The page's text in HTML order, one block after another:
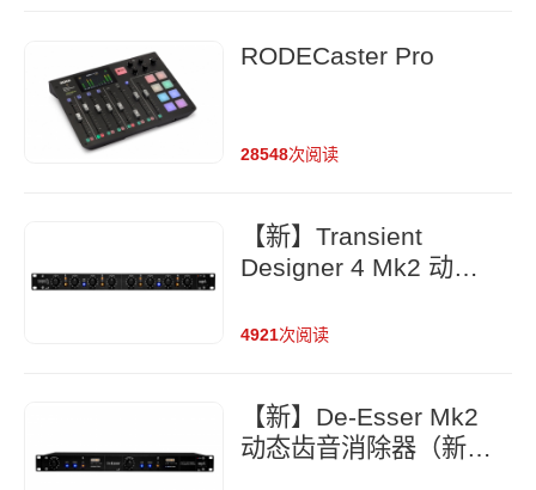
RODECaster Pro
28548次阅读
【新】Transient
Designer 4 Mk2 动态
4921次阅读
【新】De-Esser Mk2
动态齿音消除器（新一